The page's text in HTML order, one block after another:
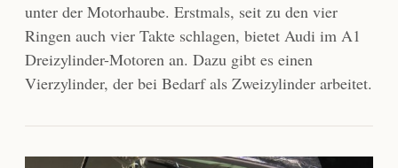
unter der Motorhaube. Erstmals, seit zu den vier
Ringen auch vier Takte schlagen, bietet Audi im A1
Dreizylinder-Motoren an. Dazu gibt es einen
Vierzylinder, der bei Bedarf als Zweizylinder arbeitet.